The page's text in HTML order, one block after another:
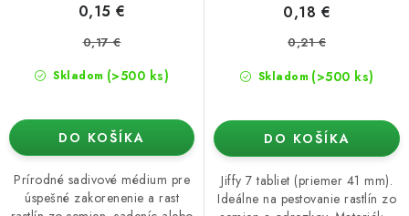
Skladom (>500 ks)
0,15 €
0,17 €
DO KOŠÍKA
Prírodné sadivové médium pre
úspešné zakorenenie a rast
Skladom (>500 ks)
0,18 €
0,21 €
DO KOŠÍKA
Jiffy 7 tabliet (priemer 41 mm).
Ideálne na pestovanie rastlín zo